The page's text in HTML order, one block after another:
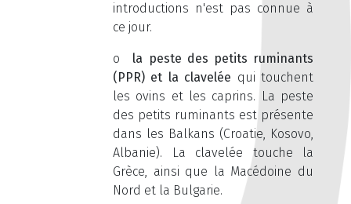
introductions n'est pas connue à
ce jour.
o
la peste des petits ruminants
(PPR) et la clavelée qui touchent
les ovins et les caprins. La peste
des petits ruminants est présente
dans les Balkans (Croatie, Kosovo,
Albanie). La clavelée touche la
Grèce, ainsi que la Macédoine du
Nord et la Bulgarie.